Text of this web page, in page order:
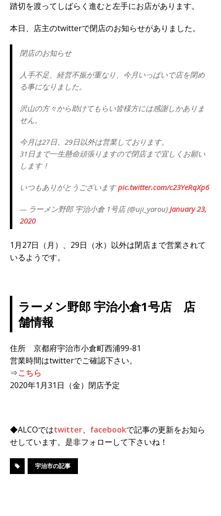
踏切を渡ってしばらく進むと左手にお店があります。
本日、店主のtwitterで閉店のお知らせがありました。
閉店のお知らせ
人手不足、経営不振が重なり、今月いっぱいで店を閉め
る事になりました。
沢山の方々から助けてもらい皆様方には感謝しかありま
せん。
今月は27日、29日以外は営業しております。
31日まで一生懸命頑張りますので閉店まで宜しくお願い
します！
いつもありがとうございますpic.twitter.com/c23YeRqXp6
— ラーメン野郎 宇治小倉 1号店 (@uji_yarou) January 23,
2020
1月27日（月）、29日（水）以外は閉店まで営業されて
いるようです。
ラーメン野郎 宇治小倉1号店 店
舗情報
住所 京都府宇治市小倉町西浦99-81
営業時間はtwitterでご確認下さい。
⇒こちら
2020年1月31日（金）閉店予定
◆ALCOではtwitter、 facebookで記事の更新をお知ら
せしています。是非フォローして下さいね！
宇治市の記事